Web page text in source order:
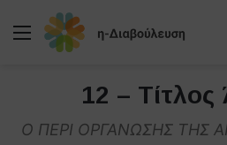
Μενού
12 –
Ο ΠΕΡΙ ΟΡΓΑΝΩΣΗΣ ΤΗΣ